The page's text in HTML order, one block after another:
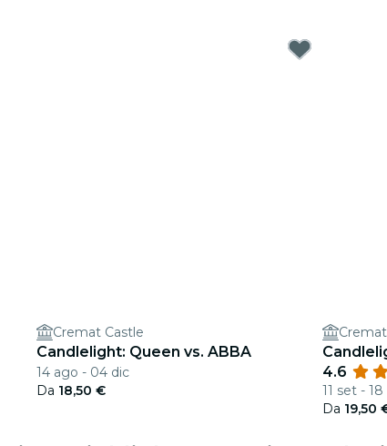
Cremat Castle
Candlelight: Queen vs. ABBA
14 ago - 04 dic
Da 18,50 €
4.6
11 set -
Da 19,50